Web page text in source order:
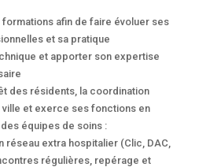
afin de faire évoluer ses
et sa pratique
et apporter son expertise
des résidents, la coordination
et exerce ses fonctions en
équipes de soins :
réseau extra hospitalier (Clic, DAC,
régulières, repérage et